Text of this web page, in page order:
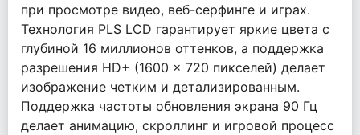
при просмотре видео, веб-серфинге и играх.
Технология PLS LCD гарантирует яркие цвета с
глубиной 16 миллионов оттенков, а поддержка
разрешения HD+ (1600 x 720 пикселей) делает
изображение четким и детализированным.
Поддержка частоты обновления экрана 90 Гц
делает анимацию, скроллинг и игровой процесс